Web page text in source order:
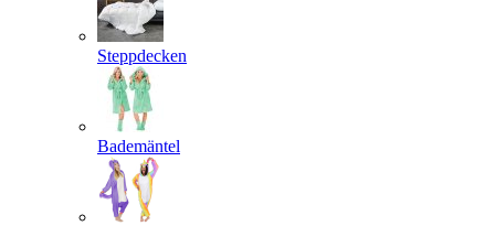
Steppdecken
Bademäntel